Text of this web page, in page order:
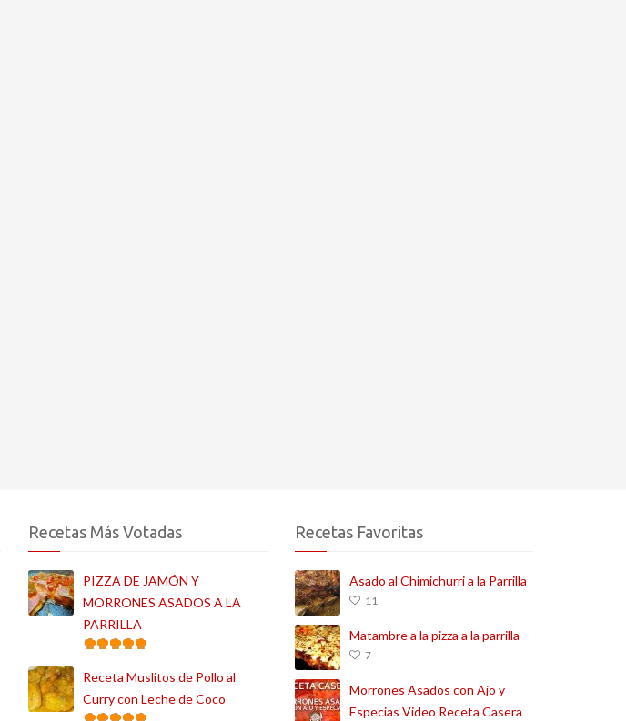
Recetas Más Votadas
PIZZA DE JAMÓN Y
MORRONES ASADOS A LA
PARRILLA
Receta Muslitos de Pollo al
Curry con Leche de Coco
Recetas Favoritas
Asado al Chimichurri a la Parrilla
11
Matambre a la pizza a la parrilla
7
Morrones Asados con Ajo y
Especias Video Receta Casera